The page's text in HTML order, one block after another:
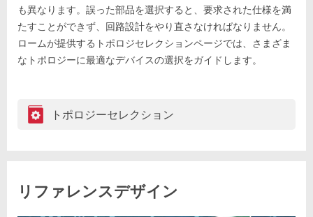
も異なります。誤った部品を選択すると、要求された仕様を満
たすことができず、回路設計をやり直さなければなりません。
ロームが提供するトポロジセレクションページでは、さまざま
なトポロジーに最適なデバイスの選択をガイドします。
トポロジーセレクション
リファレンスデザイン